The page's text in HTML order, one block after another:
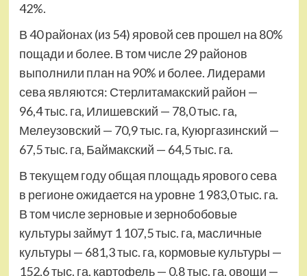
42%.
В 40 районах (из 54) яровой сев прошел на 80%
пощади и более. В том числе 29 районов
выполнили план на 90% и более. Лидерами
сева являются: Стерлитамакский район —
96,4 тыс. га, Илишевский — 78,0 тыс. га,
Мелеузовский — 70,9 тыс. га, Куюргазинский —
67,5 тыс. га, Баймакский — 64,5 тыс. га.
В текущем году общая площадь ярового сева
в регионе ожидается на уровне 1 983,0 тыс. га.
В том числе зерновые и зернобобовые
культуры займут 1 107,5 тыс. га, масличные
культуры — 681,3 тыс. га, кормовые культуры —
152,6 тыс. га, картофель — 0,8 тыс. га, овощи —